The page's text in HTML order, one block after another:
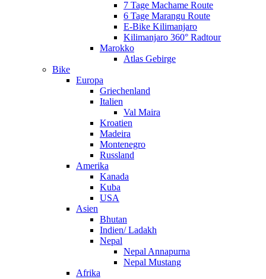
7 Tage Machame Route
6 Tage Marangu Route
E-Bike Kilimanjaro
Kilimanjaro 360° Radtour
Marokko
Atlas Gebirge
Bike
Europa
Griechenland
Italien
Val Maira
Kroatien
Madeira
Montenegro
Russland
Amerika
Kanada
Kuba
USA
Asien
Bhutan
Indien/ Ladakh
Nepal
Nepal Annapurna
Nepal Mustang
Afrika